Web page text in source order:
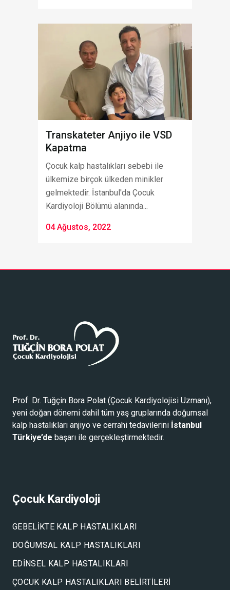
Transkateter Anjiyo ile VSD
Kapatma
Çocuk kalp hastalıkları sebebi ile
ülkemize birçok ülkeden minikler
gelmektedir. İstanbul'da Çocuk
Kardiyoloji Bölümü alanında...
04 Ağustos, 2022
Prof. Dr. Tuğçin Bora Polat (Çocuk Kardiyolojisi Uzmanı),
yeni doğan dönemi dahil tüm yaş gruplarında doğumsal
kalp hastalıkları anjiyo ve cerrahi tedavilerini İstanbul
Türkiye’de başarı ile gerçekleştirmektedir.
Çocuk Kardiyoloji
GEBELIKTE KALP HASTALIKLARI
DOĞUMSAL KALP HASTALIKLARI
EDINSEL KALP HASTALIKLARI
ÇOCUK KALP HASTALIKLARI BELIRTILERI